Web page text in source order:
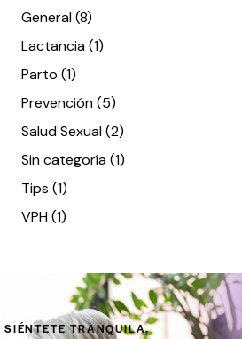
General(8)
Lactancia(1)
Parto (1)
Prevención(5)
Salud Sexual(2)
Sin categoría(1)
Tips (1)
VPH(1)
SIÉNTETE TRANQUILA,